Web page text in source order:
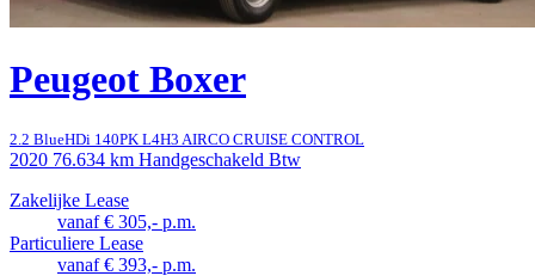
Peugeot Boxer
2.2 BlueHDi 140PK L4H3 AIRCO CRUISE CONTROL
2020 76.634 km Handgeschakeld Btw
Zakelijke Lease
vanaf € 305,- p.m.
Particuliere Lease
vanaf € 393,- p.m.